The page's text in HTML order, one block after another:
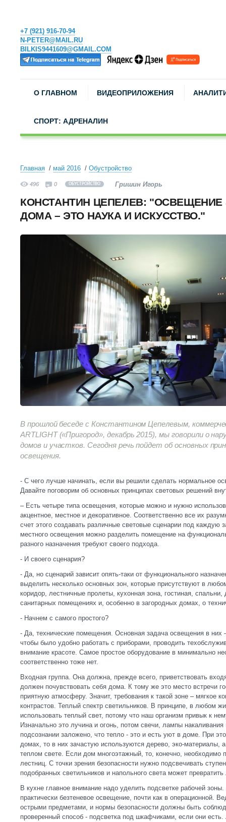
+7 (921) 916-70-94
N-PETER@MAIL.RU
BILKIS9441609@GMAIL.COM
О ГЛАВНОМ ВИДЕОПРИЛОЖЕНИЯ
СПОРТ: АДРЕНАЛИН
Главная май 2016 Обустройство
496 0 ОБУСТРОЙСТВО Гришин Игорь
КОНСТАНТИН ЦЕПЕЛЕВ: "ОСВЕЩЕНИЕ
ДОМА – ЭТО НАУКА И ИСКУССТВО."
В прошлой беседе с Константином Цепелевым,
ARTLIGHT («Пригород», декабрь 2015), мы говорили о
домов и участков. Сегодня речь пойдет об основных
освещения.
- С чего лучше начинать, если вы решили сделать нормальное
Давайте поговорим об основных принципах световых решений
– Есть четыре типа освещения, которые можно и нужно
акцентное, местное и декоративное. Соответственно все их
счет этого создавать различные световые сценарии под
местного освещения можно разделить помещение на
разного назначения требуют своего подхода.
- И своего сценария?
- Да, но сценарий зависит опять-таки от функционального
выделить несколько основных зон, которые присутствуют в
коридор, лестничные пролеты, кухонная зона, гостиная,
санитарных помещениях и, особенно в загородных домах, о
- Начнем с самого простого?
- Да, технические помещения. Основная задача освещения в них
чтобы было удобно работать с приборами, проводить
внимание красоте. Самое простое оборудование в минимально
соответственно тоже нет.
Входная группа. Она должна, прежде всего, приветствовать
должен почувствовать себя дома. К тому же это место встречи
приятную атмосферу. Значит, требования к такой зоне – мягкое
контрастов. Теплый спектр светильников. В принципе, в любом
использовать теплый свет, потому что наш организм привык к
Изначально это лучина и огонь, потом свечи, лампы
подсознании заложено, что тепло - это и есть уют в доме. При
домах, то в них зачастую используются дерево, эко-материалы,
теплом свете. Если дом многоэтажный, то, конечно, необходимо
лестниц. С точки зрения безопасности нужно подсвечивать
подобранных светильников и напольного света может
В кухне главное внимание надо уделить подсветке рабочей
практически безтеневое освещение, почти как в операционной.
острыми предметами, и нормы безопасности должны быть
проверенный способ - подсветка под шкафчиками, если они